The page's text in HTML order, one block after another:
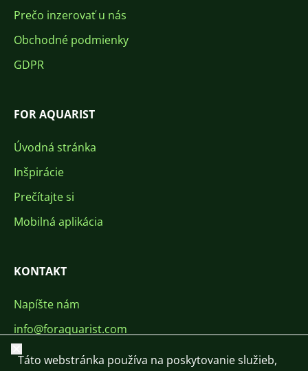
Prečo inzerovať u nás
Obchodné podmienky
GDPR
FOR AQUARIST
Úvodná stránka
Inšpirácie
Prečítajte si
Mobilná aplikácia
KONTAKT
Napíšte nám
info@foraquarist.com
+420 603 449 602
Zavrieť
Táto webstránka používa na poskytovanie služieb,